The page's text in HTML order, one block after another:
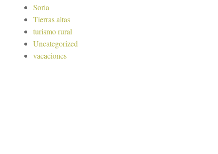
Soria
Tierras altas
turismo rural
Uncategorized
vacaciones